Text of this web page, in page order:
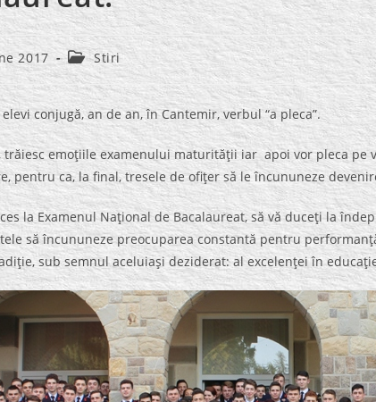
2017
Post
category:
Stiri
conjugă, an de an, în Cantemir, verbul “a pleca”.
trăiesc emoţiile examenului maturităţii iar apoi vor pleca pe
pentru ca, la final, tresele de ofiţer să le încununeze
la Examenul Naţional de Bacalaureat, să vă duceţi la
să încununeze preocuparea constantă pentru
sub semnul aceluiaşi deziderat: al excelenţei în